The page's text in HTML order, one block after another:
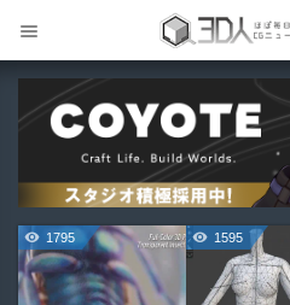
1795 1595